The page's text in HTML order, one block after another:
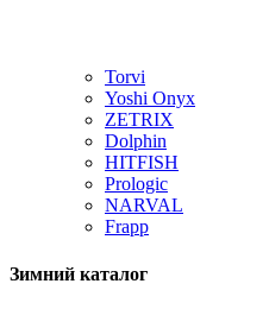
Torvi
Yoshi Onyx
ZETRIX
Dolphin
HITFISH
Prologic
NARVAL
Frapp
Зимний каталог